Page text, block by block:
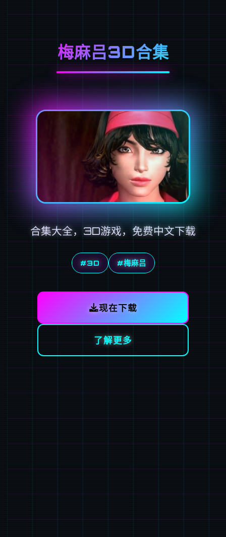
梅麻吕3D合集
合集大全，3D游戏，免费中文下载
#3D #梅麻吕
现在下载
了解更多